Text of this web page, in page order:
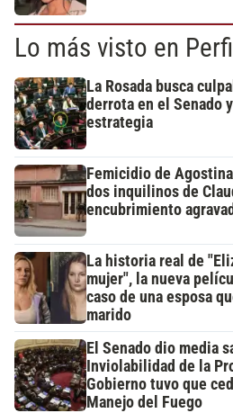
Lo más visto en Perfil
La Rosada busca
derrota en el Senado
estrategia
Femicidio de
dos inquilinos de
encubrimiento
La historia real de
mujer", la nueva
caso de una esposa
marido
El Senado dio media
Inviolabilidad de la
Gobierno tuvo que
Manejo del Fuego